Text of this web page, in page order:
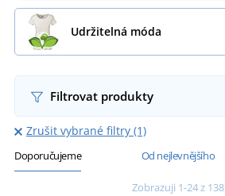
Udržitelná móda
Filtrovat produkty
Zrušit vybrané filtry (1)
Doporučujeme Od nejlevnějšího
Zobrazuji 1-24 z 138